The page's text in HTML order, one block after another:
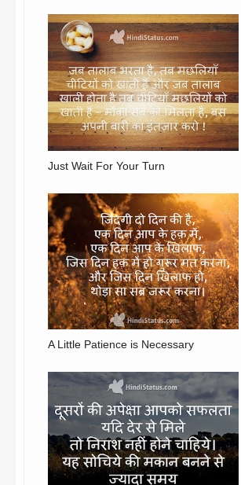
Just Wait For Your Turn
A Little Patience is Necessary